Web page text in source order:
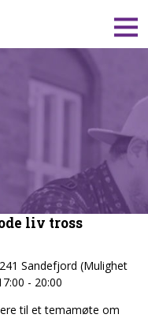
liv tross
Sandefjord (Mulighet
- 20:00
til et temamøte om